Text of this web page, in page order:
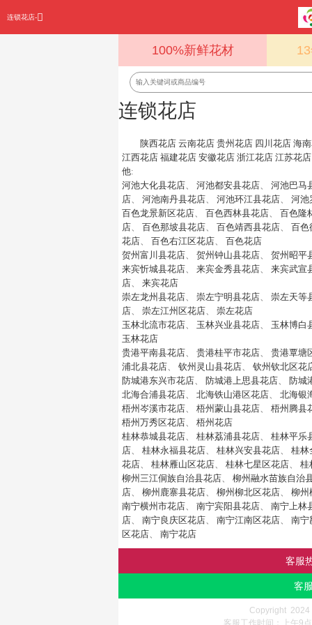
连锁花店-
100%新鲜花材
连锁花店
陕西花店 云南花店 贵州花店 四川花店 海
江西花店 福建花店 安徽花店 浙江花店 江苏花店
他:
河池大化县花店、 河池都安县花店、 河池巴马
店、 河池南丹县花店、 河池环江县花店、 河池
百色龙景新区花店、 百色西林县花店、 百色隆
店、 百色那坡县花店、 百色靖西县花店、 百色
花店、 百色右江区花店、 百色花店
贺州富川县花店、 贺州钟山县花店、 贺州昭平
来宾忻城县花店、 来宾金秀县花店、 来宾武宣
店、 来宾花店
崇左龙州县花店、 崇左宁明县花店、 崇左天等
店、 崇左江州区花店、 崇左花店
玉林北流市花店、 玉林兴业县花店、 玉林博白
玉林花店
贵港平南县花店、 贵港桂平市花店、 贵港覃塘
浦北县花店、 钦州灵山县花店、 钦州钦北区花
防城港东兴市花店、 防城港上思县花店、 防城
北海合浦县花店、 北海铁山港区花店、 北海银
梧州岑溪市花店、 梧州蒙山县花店、 梧州腾县
梧州万秀区花店、 梧州花店
桂林恭城县花店、 桂林荔浦县花店、 桂林平乐
店、 桂林永福县花店、 桂林兴安县花店、 桂林
花店、 桂林雁山区花店、 桂林七星区花店、 桂
柳州三江侗族自治县花店、 柳州融水苗族自治
店、 柳州鹿寨县花店、 柳州柳北区花店、 柳州
南宁横州市花店、 南宁宾阳县花店、 南宁上林
店、 南宁良庆区花店、 南宁江南区花店、 南宁
区花店、 南宁花店
客服
客
Copyright 2024
客服工作时间：上午9